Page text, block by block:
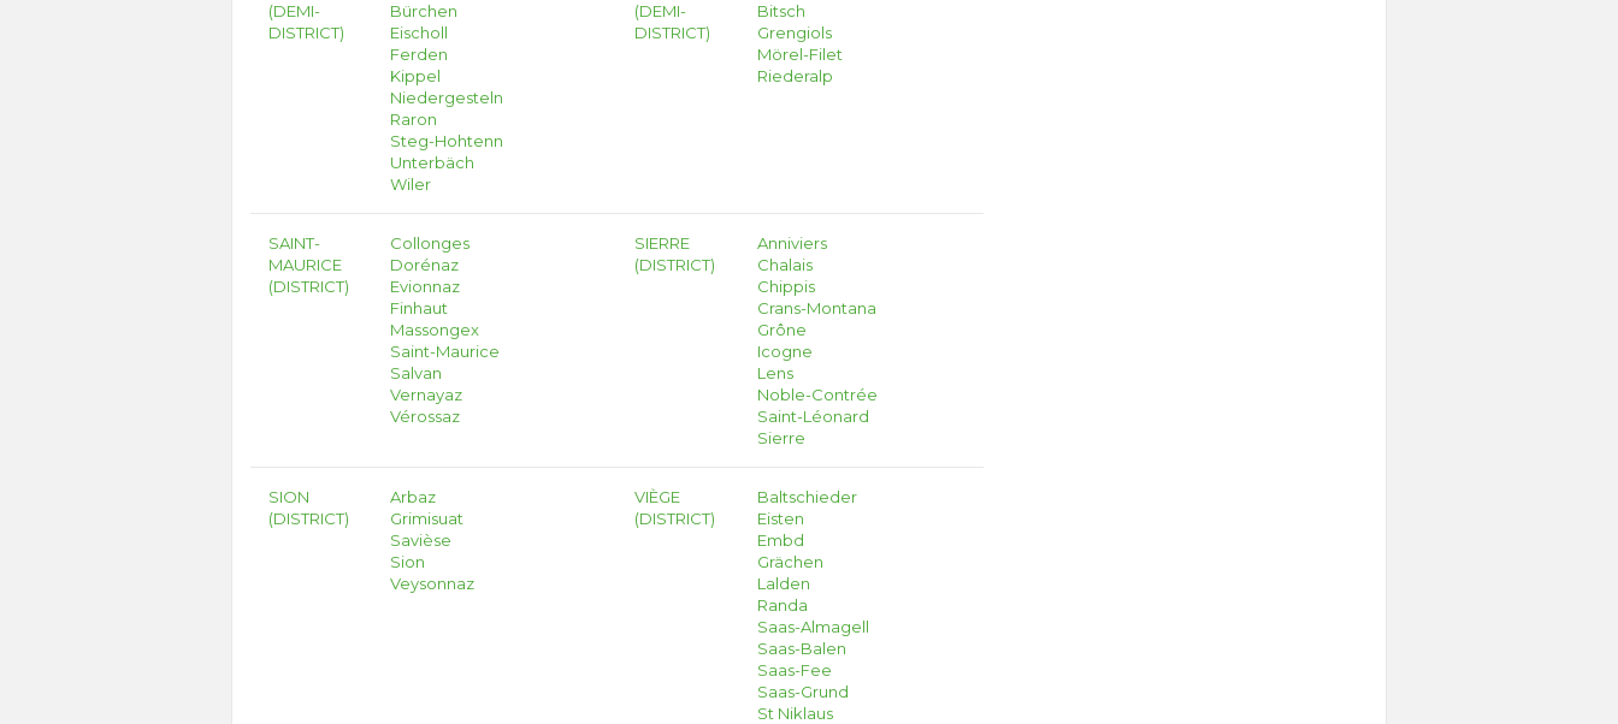
(DEMI-
DISTRICT)
Bürchen
Eischoll
Ferden
Kippel
Niedergesteln
Raron
Steg-Hohtenn
Unterbäch
Wiler
(DEMI-
DISTRICT)
Bitsch
Grengiols
Mörel-Filet
Riederalp
SAINT-
MAURICE
(DISTRICT)
Collonges
Dorénaz
Evionnaz
Finhaut
Massongex
Saint-Maurice
Salvan
Vernayaz
Vérossaz
SIERRE
(DISTRICT)
Anniviers
Chalais
Chippis
Crans-Montana
Grône
Icogne
Lens
Noble-Contrée
Saint-Léonard
Sierre
SION
(DISTRICT)
Arbaz
Grimisuat
Savièse
Sion
Veysonnaz
VIÈGE
(DISTRICT)
Baltschieder
Eisten
Embd
Grächen
Lalden
Randa
Saas-Almagell
Saas-Balen
Saas-Fee
Saas-Grund
St Niklaus